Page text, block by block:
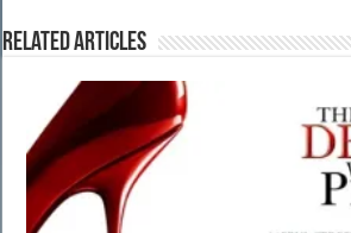
Related Articles